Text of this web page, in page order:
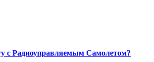
с Радиоуправляемым Самолетом?